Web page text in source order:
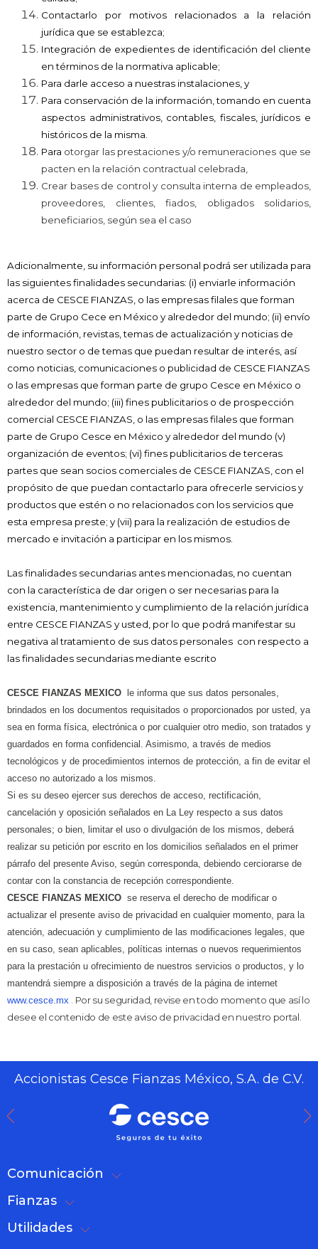
Contactarlo por motivos relacionados a la relación
jurídica que se establezca;
Integración de expedientes de identificación del cliente
en términos de la normativa aplicable;
Para darle acceso a nuestras instalaciones, y
Para conservación de la información, tomando en cuenta
aspectos administrativos, contables, fiscales, jurídicos e
históricos de la misma.
Para otorgar las prestaciones y/o remuneraciones que se
pacten en la relación contractual celebrada,
Crear bases de control y consulta interna de empleados,
proveedores, clientes, fiados, obligados solidarios,
beneficiarios, según sea el caso
Adicionalmente, su información personal podrá ser utilizada para
las siguientes finalidades secundarias: (i) enviarle información
acerca de CESCE FIANZAS, o las empresas filales que forman
parte de Grupo Cece en México y alrededor del mundo; (ii) envío
de información, revistas, temas de actualización y noticias de
nuestro sector o de temas que puedan resultar de interés, así
como noticias, comunicaciones o publicidad de CESCE FIANZAS
o las empresas que forman parte de grupo Cesce en México o
alrededor del mundo; (iii) fines publicitarios o de prospección
comercial CESCE FIANZAS, o las empresas filales que forman
parte de Grupo Cesce en México y alrededor del mundo (v)
organización de eventos; (vi) fines publicitarios de terceras
partes que sean socios comerciales de CESCE FIANZAS, con el
propósito de que puedan contactarlo para ofrecerle servicios y
productos que estén o no relacionados con los servicios que
esta empresa preste; y (vii) para la realización de estudios de
mercado e invitación a participar en los mismos.
Las finalidades secundarias antes mencionadas, no cuentan
con la característica de dar origen o ser necesarias para la
existencia, mantenimiento y cumplimiento de la relación jurídica
entre CESCE FIANZAS y usted, por lo que podrá manifestar su
negativa al tratamiento de sus datos personales con respecto a
las finalidades secundarias mediante escrito
CESCE FIANZAS MEXICO
le informa que sus datos personales,
brindados en los documentos requisitados o proporcionados por usted, ya
sea en forma física, electrónica o por cualquier otro medio, son tratados y
guardados en forma confidencial. Asimismo, a través de medios
tecnológicos y de procedimientos internos de protección, a fin de evitar el
acceso no autorizado a los mismos.
Si es su deseo ejercer sus derechos de acceso, rectificación,
cancelación y oposición señalados en La Ley respecto a sus datos
personales; o bien, limitar el uso o divulgación de los mismos, deberá
realizar su petición por escrito en los domicilios señalados en el primer
párrafo del presente Aviso, según corresponda, debiendo cerciorarse de
contar con la constancia de recepción correspondiente.
CESCE FIANZAS MEXICO se reserva el derecho de modificar o
actualizar el presente aviso de privacidad en cualquier momento, para la
atención, adecuación y cumplimiento de las modificaciones legales, que
en su caso, sean aplicables, políticas internas o nuevos requerimientos
para la prestación u ofrecimiento de nuestros servicios o productos, y lo
mantendrá siempre a disposición a través de la página de internet
www.cesce.mx
Por su seguridad, revise en todo momento que así lo
desee el contenido de este aviso de privacidad en nuestro portal.
Accionistas Cesce Fianzas México, S.A. de C.V.
Comunicación
Fianzas
Utilidades